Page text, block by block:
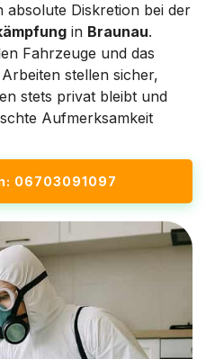
absolute Diskretion bei der
in Braunau.
Fahrzeuge und das
stellen sicher,
stets privat bleibt und
Aufmerksamkeit
06703091097